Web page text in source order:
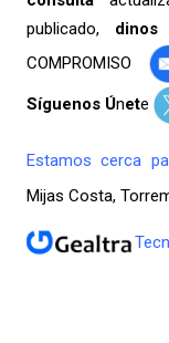
publicado,
COMPROMISO
Síguenos Únete
Estamos cerca
Mijas Costa,